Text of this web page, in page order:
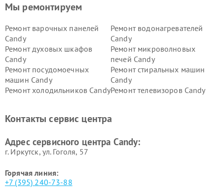
Мы ремонтируем
Ремонт варочных панелей
Candy
Ремонт водонагревателей
Candy
Ремонт духовых шкафов
Candy
Ремонт микроволновых
печей Candy
Ремонт посудомоечных
машин Candy
Ремонт стиральных машин
Candy
Ремонт холодильников CandyРемонт телевизоров Candy
Контакты сервис центра
Адрес сервисного центра Candy:
г. Иркутск, ул. ​Гоголя, 57
Горячая линия:
+7 (395) 240-73-88